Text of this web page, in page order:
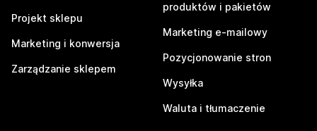
Projekt sklepu
Marketing i konwersja
Zarządzanie sklepem
produktów i pakietów
Marketing e-mailowy
Pozycjonowanie stron
Wysyłka
Waluta i tłumaczenie